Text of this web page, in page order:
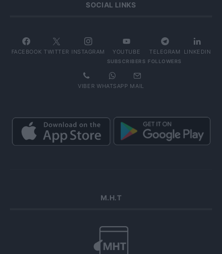
SOCIAL LINKS
FACEBOOK TWITTER INSTAGRAM YOUTUBE
SUBSCRIBERS
TELEGRAM
FOLLOWERS
LINKEDIN
VIBER WHATSAPP MAIL
Μ.Η.Τ